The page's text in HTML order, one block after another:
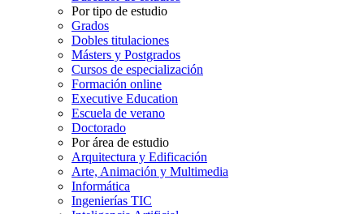
Por tipo de estudio
Grados
Dobles titulaciones
Másters y Postgrados
Cursos de especialización
Formación online
Executive Education
Escuela de verano
Doctorado
Por área de estudio
Arquitectura y Edificación
Arte, Animación y Multimedia
Informática
Ingenierías TIC